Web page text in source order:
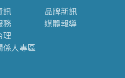
訊
務
理
係人專區
品牌新訊
媒體報導